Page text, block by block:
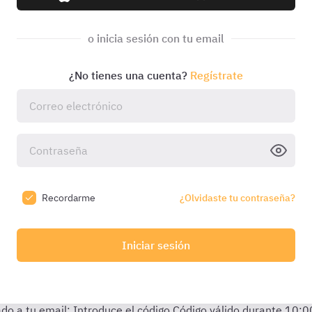
o inicia sesión con tu email
¿No tienes una cuenta? Regístrate
Recordarme ¿Olvidaste tu contraseña?
Iniciar sesión